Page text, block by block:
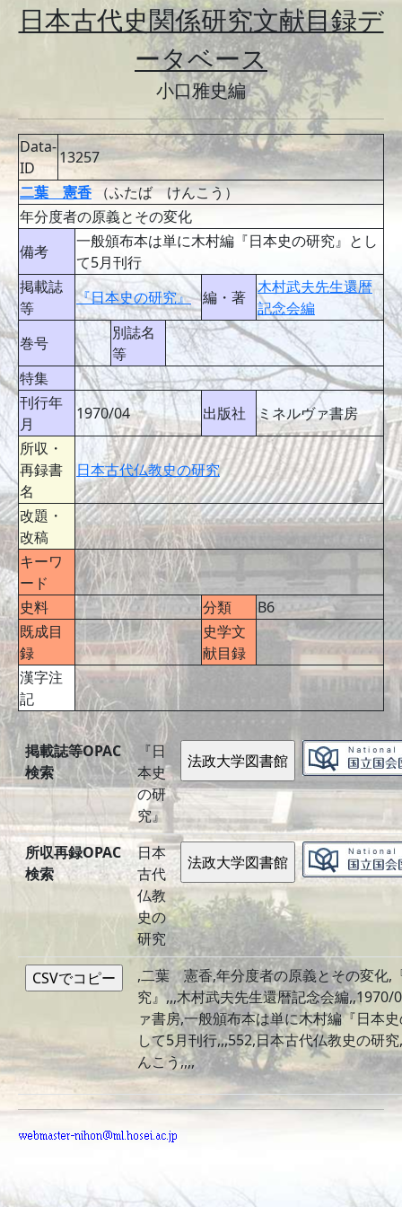
日本古代史関係研究文献目録デ
ータベース
小口雅史編
Data-
ID
13257
二葉 憲香 （ふたば けんこう）
年分度者の原義とその変化
備考
一般頒布本は単に木村編『日本史の研究』とし
て5月刊行
掲載誌
等
『日本史の研究』 編・著
木村武夫先生還暦
記念会編
巻号
別誌名
等
特集
刊行年
月
1970/04 出版社
ミネルヴァ書房
所収・
再録書
名
日本古代仏教史の研究
改題・
改稿
キーワ
ード
史料
分類
B6
既成目
録
史学文
献目録
漢字注
記
掲載誌等OPAC
検索
『日
本史
の研
究』
所収再録OPAC
検索
日本
古代
仏教
史の
研究
,二葉 憲香,年分度者の原義とその変化,
究』,,,木村武夫先生還暦記念会編,,1970/
ァ書房,一般頒布本は単に木村編『日本
して5月刊行,,,552,日本古代仏教史の研
んこう,,,,